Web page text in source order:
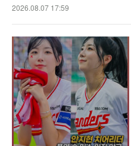
2026.08.07 17:59